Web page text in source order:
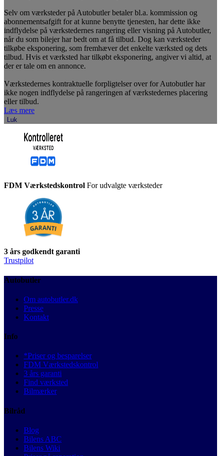
Selv om værksteder på Autobutler betaler bl.a. kommission og
abonnementsafgift for at kunne benytte tjenesten, har dette ikke
indflydelse på værkstedernes rangering eller visning på Autobutler,
når du som bilejer har bedt om at få tilbud. Dog kan værksteder
tilkøbe eksponering, som fremhæver det enkelte værksted og dets
tilbud. Hvis et værksted har tilkøbt eksponering, angiver vi altid, at
der er tale om en annonce.
Værkstedernes kontraktuelle forpligtelser over for Autobutler har
ikke nogen indflydelse på rangeringen af værkstedernes placering
eller tilbud.
Læs mere
Luk
FDM Værkstedskontrol For udvalgte værksteder
3 års godkendt garanti
Trustpilot
Autobutler
Om autobutler.dk
Presse
Kontakt
Info
*Priser og besparelser
FDM Værkstedskontrol
3 års garanti
Find værksted
Bilmærker
Bilråd
Blog
Bilens ABC
Bilens Wiki